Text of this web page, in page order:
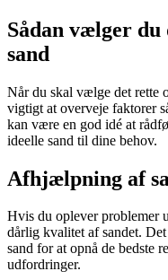
Sådan vælger
sand
Når du skal vælge det rette
vigtigt at overveje faktorer
kan være en god idé at
ideelle sand til dine behov.
Afhjælpning af
Hvis du oplever problemer
dårlig kvalitet af sandet.
sand for at opnå de bedste
udfordringer.